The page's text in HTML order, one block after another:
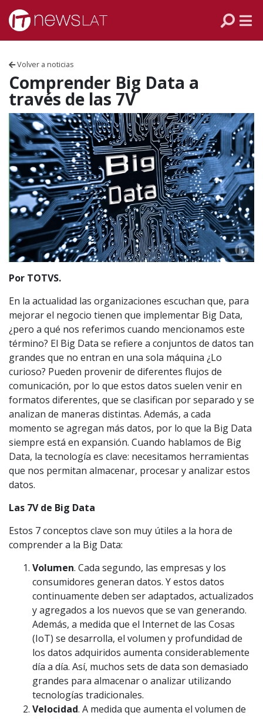
Skip to content
Volver a noticias
Comprender Big Data a
través de las 7V
Por TOTVS.
En la actualidad las organizaciones escuchan que, para
mejorar el negocio tienen que implementar Big Data,
¿pero a qué nos referimos cuando mencionamos este
término? El Big Data se refiere a conjuntos de datos tan
grandes que no entran en una sola máquina ¿Lo
curioso? Pueden provenir de diferentes flujos de
comunicación, por lo que estos datos suelen venir en
formatos diferentes, que se clasifican por separado y se
analizan de maneras distintas. Además, a cada
momento se agregan más datos, por lo que la Big Data
siempre está en expansión. Cuando hablamos de Big
Data, la tecnología es clave: necesitamos herramientas
que nos permitan almacenar, procesar y analizar estos
datos.
Las 7V de Big Data
Estos 7 conceptos clave son muy útiles a la hora de
comprender a la Big Data:
Volumen. Cada segundo, las empresas y los
consumidores generan datos. Y estos datos
continuamente deben ser adaptados, actualizados
y agregados a los nuevos que se van generando.
Además, a medida que el Internet de las Cosas
(IoT) se desarrolla, el volumen y profundidad de
los datos adquiridos aumenta considerablemente
día a día. Así, muchos sets de data son demasiado
grandes para almacenar o analizar utilizando
tecnologías tradicionales.
Velocidad. A medida que aumenta el volumen de
VENEZUELA
ECUADOR
PERÚ
CHILE
ARGENTINA
MÉXICO